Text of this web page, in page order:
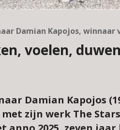
Damian Kapojos, winnaar
voelen,
Damian Kapojos
zijn werk The